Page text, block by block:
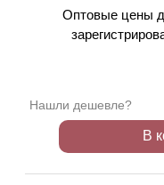
Оптовые цены
Нашли дешевле?
В